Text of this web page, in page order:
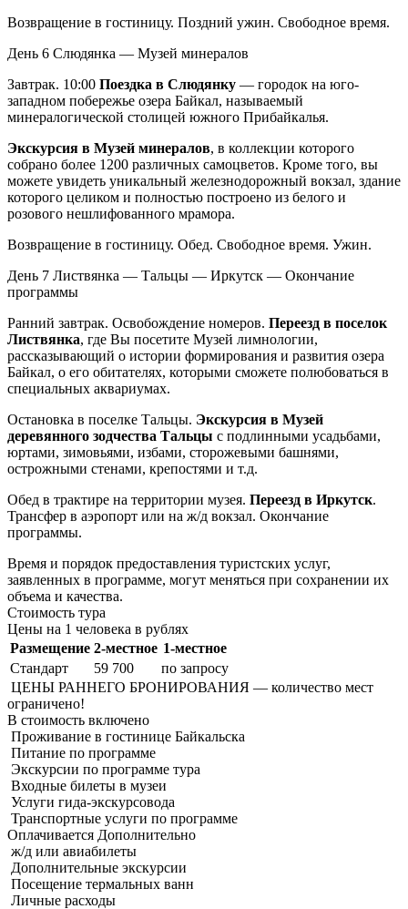
Возвращение в гостиницу. Поздний ужин. Свободное время.
День 6 Слюдянка — Музей минералов
Завтрак. 10:00 Поездка в Слюдянку — городок на юго-
западном побережье озера Байкал, называемый
минералогической столицей южного Прибайкалья.
Экскурсия в Музей минералов, в коллекции которого
собрано более 1200 различных самоцветов. Кроме того, вы
можете увидеть уникальный железнодорожный вокзал, здание
которого целиком и полностью построено из белого и
розового нешлифованного мрамора.
Возвращение в гостиницу. Обед. Свободное время. Ужин.
День 7 Листвянка — Тальцы — Иркутск — Окончание
программы
Ранний завтрак. Освобождение номеров. Переезд в поселок
Листвянка, где Вы посетите Музей лимнологии,
рассказывающий о истории формирования и развития озера
Байкал, о его обитателях, которыми сможете полюбоваться в
специальных аквариумах.
Остановка в поселке Тальцы. Экскурсия в Музей
деревянного зодчества Тальцы с подлинными усадьбами,
юртами, зимовьями, избами, сторожевыми башнями,
острожными стенами, крепостями и т.д.
Обед в трактире на территории музея. Переезд в Иркутск.
Трансфер в аэропорт или на ж/д вокзал. Окончание
программы.
Время и порядок предоставления туристских услуг,
заявленных в программе, могут меняться при сохранении их
объема и качества.
Стоимость тура
Цены на 1 человека в рублях
Размещение 2-местное 1-местное
Стандарт
59 700
по запросу
ЦЕНЫ РАННЕГО БРОНИРОВАНИЯ — количество мест
ограничено!
В стоимость включено
Проживание в гостинице Байкальска
Питание по программе
Экскурсии по программе тура
Входные билеты в музеи
Услуги гида-экскурсовода
Транспортные услуги по программе
Оплачивается Дополнительно
ж/д или авиабилеты
Дополнительные экскурсии
Посещение термальных ванн
Личные расходы